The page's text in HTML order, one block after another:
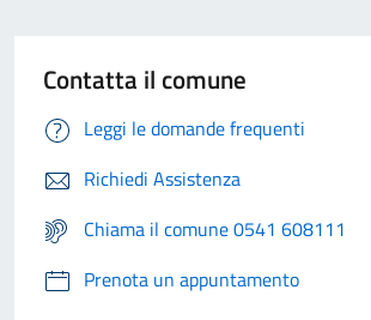
Contatta il comune
Leggi le domande frequenti
Richiedi Assistenza
Chiama il comune 0541 608111
Prenota un appuntamento